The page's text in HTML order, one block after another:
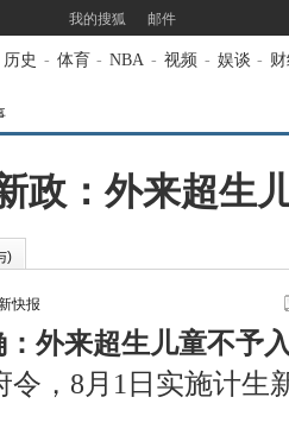
我的搜狐 邮件
历史 - 体育 - NBA - 视频 - 娱谈 -
政：外来超生
)
快报
外来超生儿童不予
，8月1日实施计生